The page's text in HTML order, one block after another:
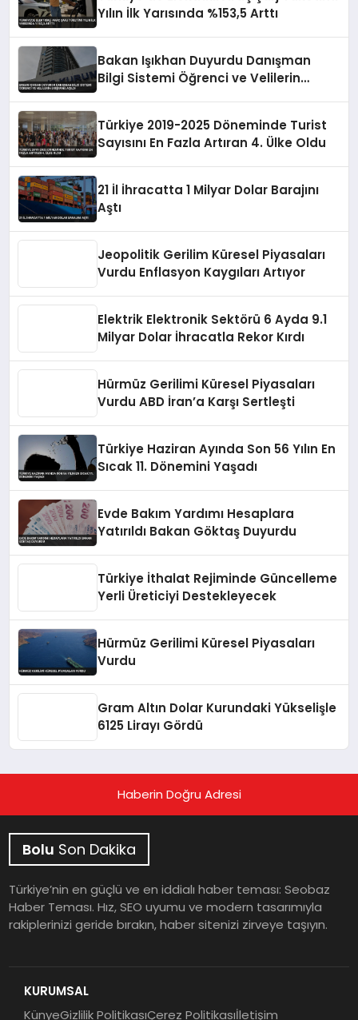
Yılın İlk Yarısında %153,5 Arttı
Bakan Işıkhan Duyurdu Danışman
Bilgi Sistemi Öğrenci ve Velilerin
Türkiye 2019-2025 Döneminde Turist
Sayısını En Fazla Artıran 4. Ülke Oldu
21 İl İhracatta 1 Milyar Dolar Barajını
Aştı
Jeopolitik Gerilim Küresel Piyasaları
Vurdu Enflasyon Kaygıları Artıyor
Elektrik Elektronik Sektörü 6 Ayda 9.1
Milyar Dolar İhracatla Rekor Kırdı
Hürmüz Gerilimi Küresel Piyasaları
Vurdu ABD İran’a Karşı Sertleşti
Türkiye Haziran Ayında Son 56 Yılın En
Sıcak 11. Dönemini Yaşadı
Evde Bakım Yardımı Hesaplara
Yatırıldı Bakan Göktaş Duyurdu
Türkiye İthalat Rejiminde Güncelleme
Yerli Üreticiyi Destekleyecek
Hürmüz Gerilimi Küresel Piyasaları
Vurdu
Gram Altın Dolar Kurundaki Yükselişle
6125 Lirayı Gördü
Haberin Doğru Adresi
Bolu Son Dakika
Türkiye’nin en güçlü ve en iddialı haber teması: Seobaz
Haber Teması. Hız, SEO uyumu ve modern tasarımıyla
rakiplerinizi geride bırakın, haber sitenizi zirveye taşıyın.
KURUMSAL
KünyeGizlilik PolitikasıÇerez Politikasıİletişim